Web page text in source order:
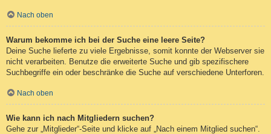
Nach oben
Warum bekomme ich bei der Suche eine leere Seite?
Deine Suche lieferte zu viele Ergebnisse, somit konnte der Webserver sie
nicht verarbeiten. Benutze die erweiterte Suche und gib spezifischere
Suchbegriffe ein oder beschränke die Suche auf verschiedene Unterforen.
Nach oben
Wie kann ich nach Mitgliedern suchen?
Gehe zur „Mitglieder“-Seite und klicke auf „Nach einem Mitglied suchen“.